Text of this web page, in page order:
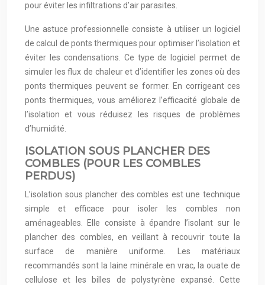
pour éviter les infiltrations d’air parasites.
Une astuce professionnelle consiste à utiliser un logiciel
de calcul de ponts thermiques pour optimiser l’isolation et
éviter les condensations. Ce type de logiciel permet de
simuler les flux de chaleur et d’identifier les zones où des
ponts thermiques peuvent se former. En corrigeant ces
ponts thermiques, vous améliorez l’efficacité globale de
l’isolation et vous réduisez les risques de problèmes
d’humidité.
ISOLATION SOUS PLANCHER DES
COMBLES (POUR LES COMBLES
PERDUS)
L’isolation sous plancher des combles est une technique
simple et efficace pour isoler les combles non
aménageables. Elle consiste à épandre l’isolant sur le
plancher des combles, en veillant à recouvrir toute la
surface de manière uniforme. Les matériaux
recommandés sont la laine minérale en vrac, la ouate de
cellulose et les billes de polystyrène expansé. Cette